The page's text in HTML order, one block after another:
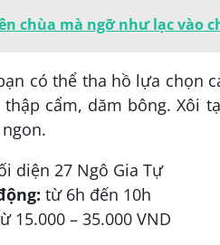
chùa mà ngỡ như lạc vào
có thể tha hồ lựa chọn
cẩm, dăm bông. Xôi
diện 27 Ngô Gia Tự
từ 6h đến 10h
15.000 – 35.000 VND